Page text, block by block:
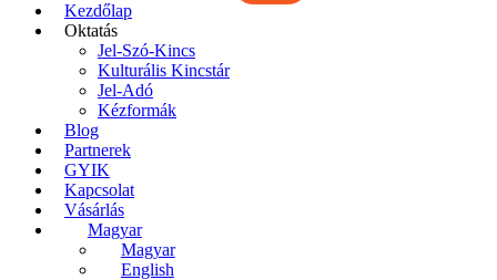
Kezdőlap
Oktatás
Jel-Szó-Kincs
Kulturális Kincstár
Jel-Adó
Kézformák
Blog
Partnerek
GYIK
Kapcsolat
Vásárlás
Magyar
Magyar
English